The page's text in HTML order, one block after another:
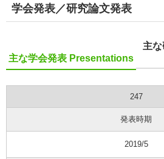
学会発表／研究論文発表
主な学会発表 Presentations
主
247
発表時期
2019/5